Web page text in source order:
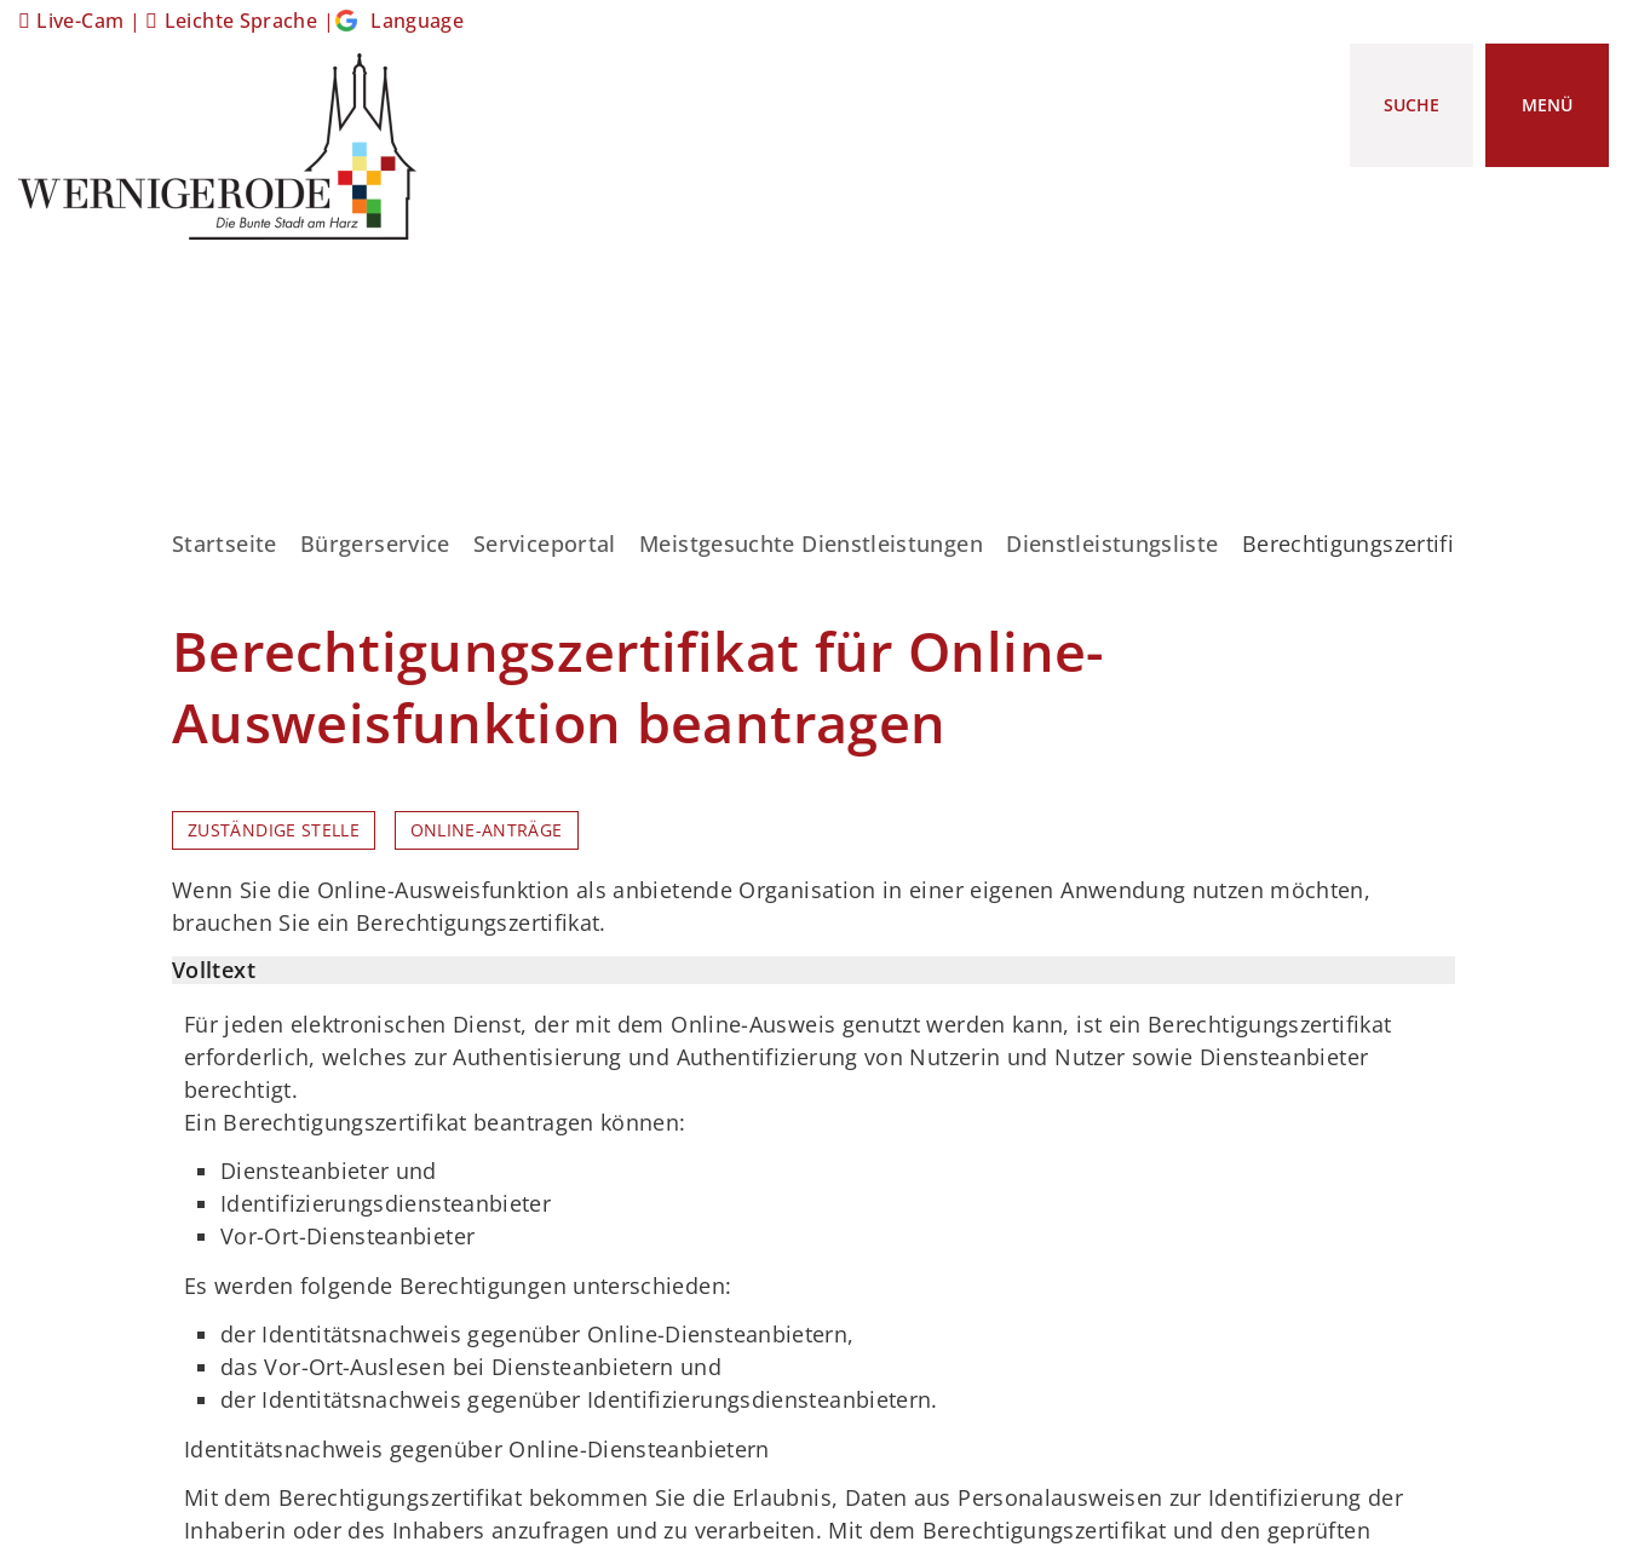
Live-Cam | Leichte Sprache | Language
SUCHE MENÜ
Startseite Bürgerservice Serviceportal Meistgesuchte Dienstleistungen Dienstleistungsliste Berechtigungszertifikat für Online-
Berechtigungszertifikat für Online-
Ausweisfunktion beantragen
ZUSTÄNDIGE STELLE ONLINE-ANTRÄGE
Wenn Sie die Online-Ausweisfunktion als anbietende Organisation in einer eigenen Anwendung nutzen möchten,
brauchen Sie ein Berechtigungszertifikat.
Volltext
Für jeden elektronischen Dienst, der mit dem Online-Ausweis genutzt werden kann, ist ein Berechtigungszertifikat
erforderlich, welches zur Authentisierung und Authentifizierung von Nutzerin und Nutzer sowie Diensteanbieter
berechtigt.
Ein Berechtigungszertifikat beantragen können:
Diensteanbieter und
Identifizierungsdiensteanbieter
Vor-Ort-Diensteanbieter
Es werden folgende Berechtigungen unterschieden:
der Identitätsnachweis gegenüber Online-Diensteanbietern,
das Vor-Ort-Auslesen bei Diensteanbietern und
der Identitätsnachweis gegenüber Identifizierungsdiensteanbietern.
Identitätsnachweis gegenüber Online-Diensteanbietern
Mit dem Berechtigungszertifikat bekommen Sie die Erlaubnis, Daten aus Personalausweisen zur Identifizierung der
Inhaberin oder des Inhabers anzufragen und zu verarbeiten. Mit dem Berechtigungszertifikat und den geprüften